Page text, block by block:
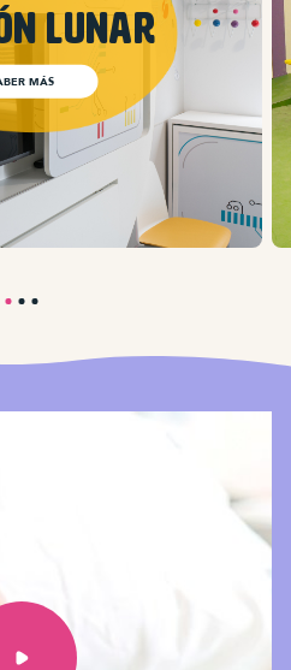
estoy
cine